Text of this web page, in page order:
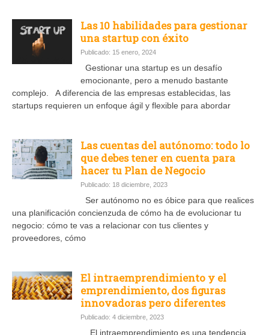
Las 10 habilidades para gestionar
una startup con éxito
Publicado: 15 enero, 2024
Gestionar una startup es un desafío
emocionante, pero a menudo bastante
complejo. A diferencia de las empresas establecidas, las
startups requieren un enfoque ágil y flexible para abordar
Las cuentas del autónomo: todo lo
que debes tener en cuenta para
hacer tu Plan de Negocio
Publicado: 18 diciembre, 2023
Ser autónomo no es óbice para que realices
una planificación concienzuda de cómo ha de evolucionar tu
negocio: cómo te vas a relacionar con tus clientes y
proveedores, cómo
El intraemprendimiento y el
emprendimiento, dos figuras
innovadoras pero diferentes
Publicado: 4 diciembre, 2023
El intraemprendimiento es una tendencia